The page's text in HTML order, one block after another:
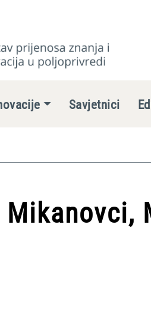
Savjetnici